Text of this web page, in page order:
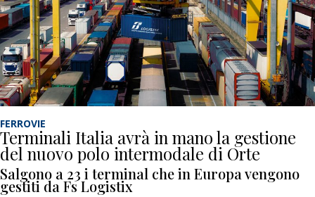
FERROVIE
Terminali Italia avrà in mano la gestione
del nuovo polo intermodale di Orte
Salgono a 23 i terminal che in Europa vengono
gestiti da Fs Logistix